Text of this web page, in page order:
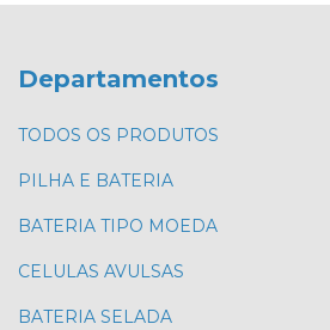
Departamentos
TODOS OS PRODUTOS
PILHA E BATERIA
BATERIA TIPO MOEDA
CELULAS AVULSAS
BATERIA SELADA